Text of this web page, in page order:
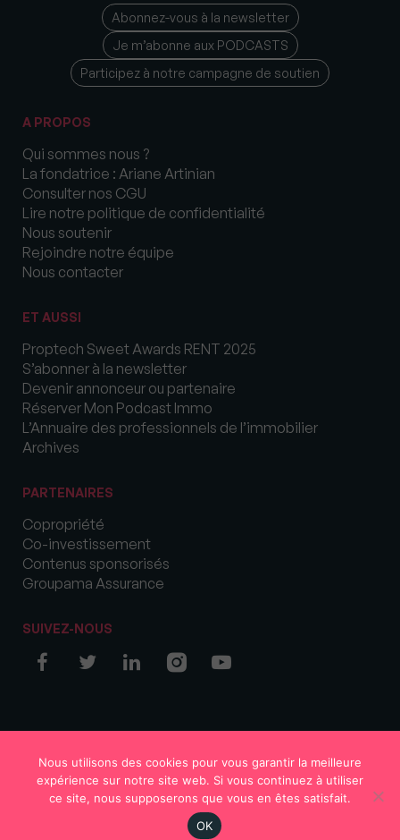
Abonnez-vous à la newsletter
Je m’abonne aux PODCASTS
Participez à notre campagne de soutien
A PROPOS
Qui sommes nous ?
La fondatrice : Ariane Artinian
Consulter nos CGU
Lire notre politique de confidentialité
Nous soutenir
Rejoindre notre équipe
Nous contacter
ET AUSSI
Proptech Sweet Awards RENT 2025
S’abonner à la newsletter
Devenir annonceur ou partenaire
Réserver Mon Podcast Immo
L’Annuaire des professionnels de l’immobilier
Archives
PARTENAIRES
Copropriété
Co-investissement
Contenus sponsorisés
Groupama Assurance
SUIVEZ-NOUS
Nous utilisons des cookies pour vous garantir la meilleure
expérience sur notre site web. Si vous continuez à utiliser
ce site, nous supposerons que vous en êtes satisfait.
OK